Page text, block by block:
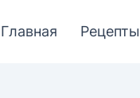
Главная Рецепты